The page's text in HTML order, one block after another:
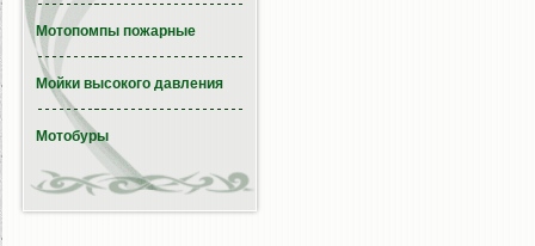
Мотопомпы пожарные
Мойки высокого давления
Мотобуры